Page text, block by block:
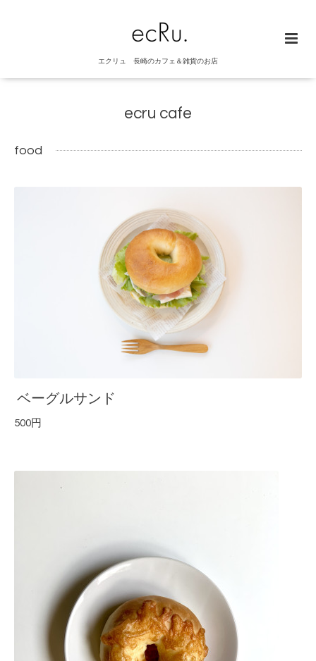
エクリュ 長崎のカフェ＆雑貨のお店
ecru cafe
food
ベーグルサンド
500円